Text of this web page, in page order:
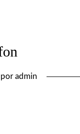
por admin